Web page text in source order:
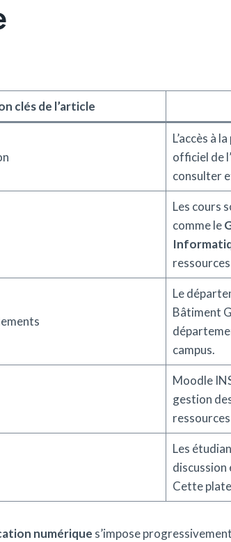
clés de l’article
L’accès à
officiel de
consulter
Les cours
comme le
Le
Bâtiment
campus.
Moodle
gestion
Les
discussion
Cette
numérique s’impose